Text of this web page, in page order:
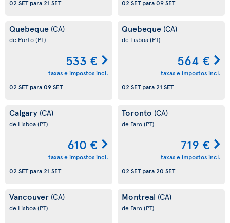
02 SETpara21 SET 02 SETpara09 SET
Quebeque (CA)
de Porto(PT)
533 €
taxas e impostos incl.
02 SETpara09 SET
Quebeque (CA)
de Lisboa(PT)
564 €
taxas e impostos incl.
02 SETpara21 SET
Calgary (CA)
de Lisboa(PT)
610 €
taxas e impostos incl.
02 SETpara21 SET
Toronto (CA)
de Faro(PT)
719 €
taxas e impostos incl.
02 SETpara20 SET
Vancouver (CA)
de Lisboa(PT)
Montreal (CA)
de Faro(PT)